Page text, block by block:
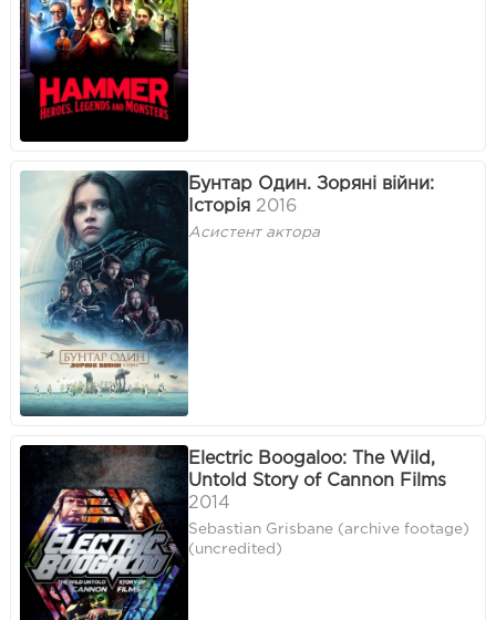
Бунтар Один. Зоряні війни:
Історія 2016
Асистент актора
Electric Boogaloo: The Wild,
Untold Story of Cannon Films
2014
Sebastian Grisbane (archive footage)
(uncredited)